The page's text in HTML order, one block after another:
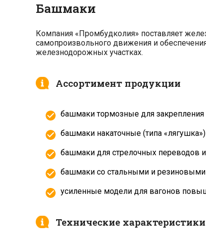
Башмаки
Компания «Промбудколия» поставляет
самопроизвольного движения и
железнодорожных участках.
Ассортимент продукции
башмаки тормозные для закрепления
башмаки накаточные (типа
башмаки для стрелочных переводов
башмаки со стальными и
усиленные модели для вагонов
Технические характеристики